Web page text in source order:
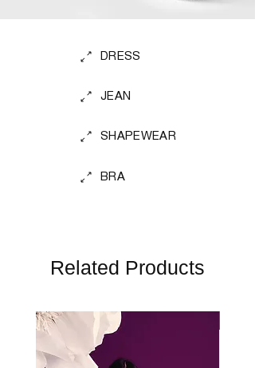
DRESS
JEAN
SHAPEWEAR
BRA
Related Products